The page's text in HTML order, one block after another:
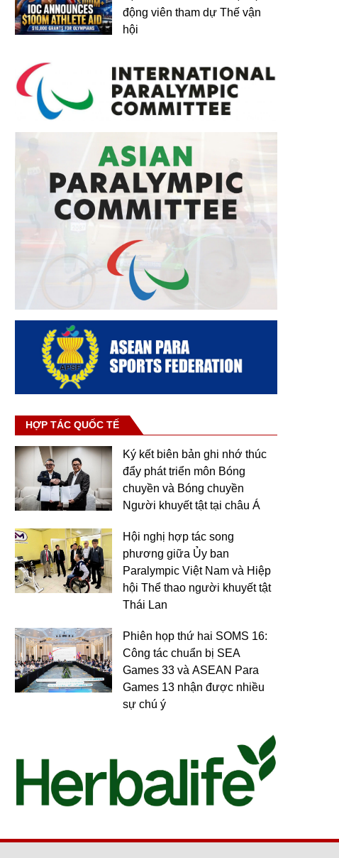
động viên tham dự Thế vận
hội
HỢP TÁC QUỐC TẾ
Ký kết biên bản ghi nhớ thúc
đẩy phát triển môn Bóng
chuyền và Bóng chuyền
Người khuyết tật tại châu Á
Hội nghị hợp tác song
phương giữa Ủy ban
Paralympic Việt Nam và Hiệp
hội Thể thao người khuyết tật
Thái Lan
Phiên họp thứ hai SOMS 16:
Công tác chuẩn bị SEA
Games 33 và ASEAN Para
Games 13 nhận được nhiều
sự chú ý